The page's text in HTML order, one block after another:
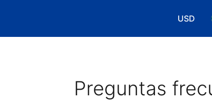
USD
Elegir
Preguntas